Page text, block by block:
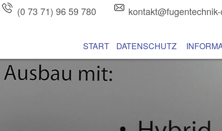
(0 73 71) 96 59 780
Hauptmenü
Zum Inhalt wechseln
Zum sekundären Inhalt wechseln
START DATENSCHUTZ